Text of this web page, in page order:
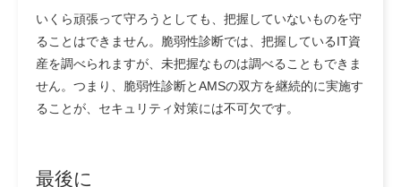
いくら頑張って守ろうとしても、把握していないものを守
ることはできません。脆弱性診断では、把握しているIT資
産を調べられますが、未把握なものは調べることもできま
せん。つまり、脆弱性診断とAMSの双方を継続的に実施す
ることが、セキュリティ対策には不可欠です。
最後に